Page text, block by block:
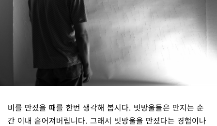
비를 만졌을 때를 한번 생각해 봅시다. 빗방울들은 만지는 순
간 이내 흩어져버립니다. 그래서 빗방울을 만졌다는 경험이나